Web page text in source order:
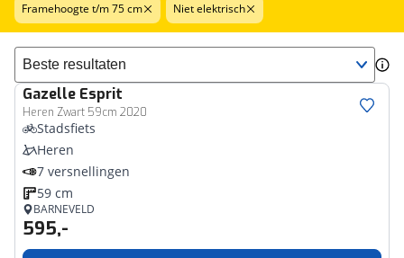
Framehoogte t/m 75 cm Niet elektrisch
Sorteer resultaten
Gazelle Esprit
Heren Zwart 59cm 2020
Stadsfiets
Heren
7 versnellingen
59 cm
BARNEVELD
595,-